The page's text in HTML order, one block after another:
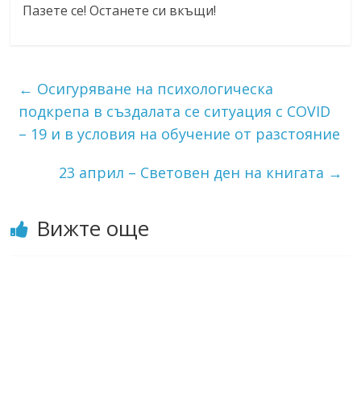
Пазете се! Останете си вкъщи!
← Осигуряване на психологическа
подкрепа в създалата се ситуация с COVID
– 19 и в условия на обучение от разстояние
23 април – Световен ден на книгата →
Вижте още